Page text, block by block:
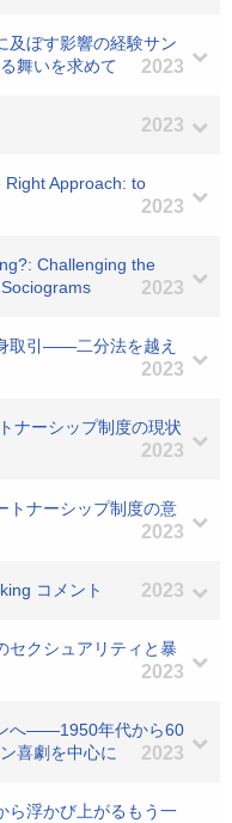
及ぼす影響の経験サン
舞いを求めて
2023
2023
Approach: to
2023
Challenging the
2023
取引――二分法を越え
2023
ナーシップ制度の現状
2023
トナーシップ制度の意
2023
コメント 2023
セクシュアリティと暴
2023
へ――1950年代から60
喜劇を中心に
2023
ら浮かび上がるもう一